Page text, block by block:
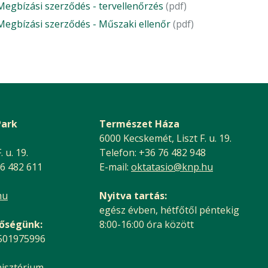
szerződés - tervellenőrzés (pdf)
szerződés - Műszaki ellenőr(pdf)
u. 19.
482 611
Természet Háza
6000 Kecskemét, Liszt F. u. 19.
Telefon: +36 76 482 948
E-mail: oktatasio@knp.hu
Nyitva tartás:
egész évben, hétfőtől péntekig
8:00-16:00 óra között